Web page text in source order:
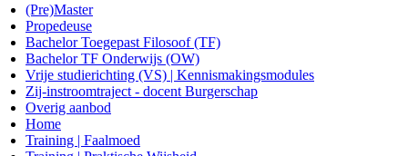
(Pre)Master
Propedeuse
Bachelor Toegepast Filosoof (TF)
Bachelor TF Onderwijs (OW)
Vrije studierichting (VS) | Kennismakingsmodules
Zij-instroomtraject - docent Burgerschap
Overig aanbod
Home
Training | Faalmoed